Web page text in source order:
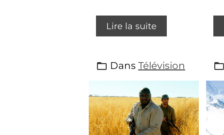
Lire la suite
Dans Télévision